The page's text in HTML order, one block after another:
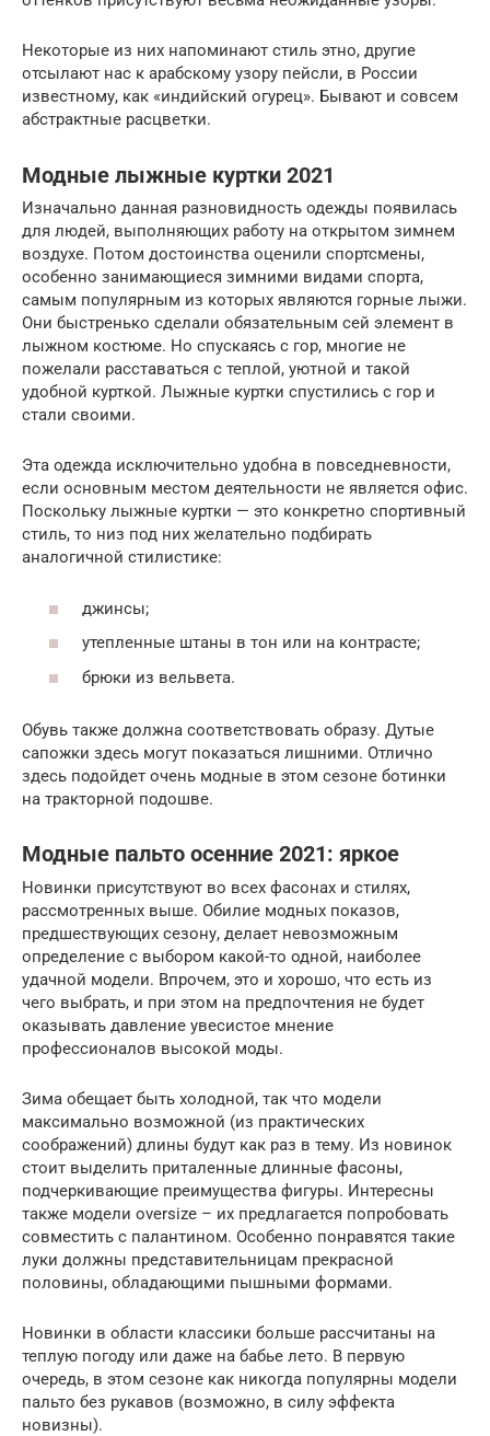
Некоторые из них напоминают стиль этно, другие
отсылают нас к арабскому узору пейсли, в России
известному, как «индийский огурец». Бывают и совсем
абстрактные расцветки.
Модные лыжные куртки 2021
Изначально данная разновидность одежды появилась
для людей, выполняющих работу на открытом зимнем
воздухе. Потом достоинства оценили спортсмены,
особенно занимающиеся зимними видами спорта,
самым популярным из которых являются горные лыжи.
Они быстренько сделали обязательным сей элемент в
лыжном костюме. Но спускаясь с гор, многие не
пожелали расставаться с теплой, уютной и такой
удобной курткой. Лыжные куртки спустились с гор и
стали своими.
Эта одежда исключительно удобна в повседневности,
если основным местом деятельности не является офис.
Поскольку лыжные куртки — это конкретно спортивный
стиль, то низ под них желательно подбирать
аналогичной стилистике:
джинсы;
утепленные штаны в тон или на контрасте;
брюки из вельвета.
Обувь также должна соответствовать образу. Дутые
сапожки здесь могут показаться лишними. Отлично
здесь подойдет очень модные в этом сезоне ботинки
на тракторной подошве.
Модные пальто осенние 2021: яркое
Новинки присутствуют во всех фасонах и стилях,
рассмотренных выше. Обилие модных показов,
предшествующих сезону, делает невозможным
определение с выбором какой-то одной, наиболее
удачной модели. Впрочем, это и хорошо, что есть из
чего выбрать, и при этом на предпочтения не будет
оказывать давление увесистое мнение
профессионалов высокой моды.
Зима обещает быть холодной, так что модели
максимально возможной (из практических
соображений) длины будут как раз в тему. Из новинок
стоит выделить приталенные длинные фасоны,
подчеркивающие преимущества фигуры. Интересны
также модели oversize – их предлагается попробовать
совместить с палантином. Особенно понравятся такие
луки должны представительницам прекрасной
половины, обладающими пышными формами.
Новинки в области классики больше рассчитаны на
теплую погоду или даже на бабье лето. В первую
очередь, в этом сезоне как никогда популярны модели
пальто без рукавов (возможно, в силу эффекта
новизны).